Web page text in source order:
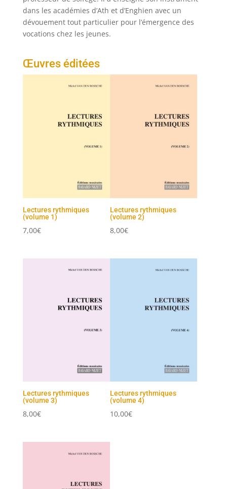
dans les académies d’Ath et d’Enghien avec un
dévouement tout particulier pour l’émergence des
vocations chez les jeunes.
Œuvres éditées
Lectures rythmiques
(volume 1)
7,00€
Lectures rythmiques
(volume 2)
8,00€
Lectures rythmiques
(volume 3)
8,00€
Lectures rythmiques
(volume 4)
10,00€